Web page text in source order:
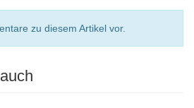
zu diesem Artikel vor.